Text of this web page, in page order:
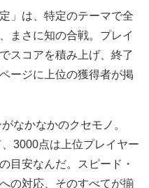
」は、特定のテーマで全
まさに知の合戦。プレイ
スコアを積み上げ、終了
ージに上位の獲得者が掲
なかなかのクセモノ。
3000点は上位プレイヤー
目安なんだ。スピード・
の対応、そのすべてが揃